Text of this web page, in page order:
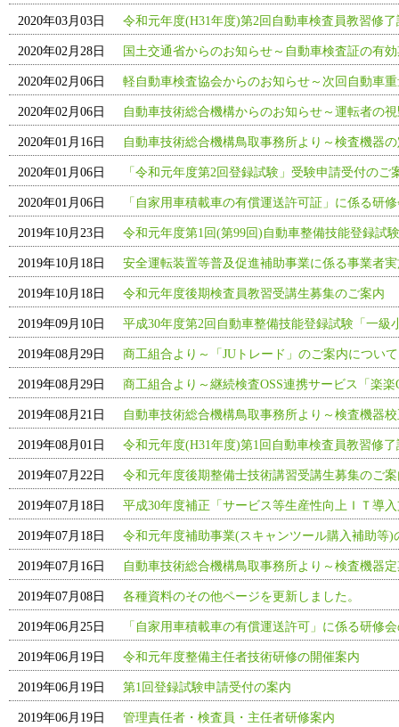
2020年03月03日 令和元年度(H31年度)第2回自動車検査員教習修
2020年02月28日 国土交通省からのお知らせ～自動車検査証の有
2020年02月06日 軽自動車検査協会からのお知らせ～次回自動車
2020年02月06日 自動車技術総合機構からのお知らせ～運転者の
2020年01月16日 自動車技術総合機構鳥取事務所より～検査機器
2020年01月06日 「令和元年度第2回登録試験」受験申請受付のご
2020年01月06日 「自家用車積載車の有償運送許可証」に係る研
2019年10月23日 令和元年度第1回(第99回)自動車整備技能登録試
2019年10月18日 安全運転装置等普及促進補助事業に係る事業者
2019年10月18日 令和元年度後期検査員教習受講生募集のご案内
2019年09月10日 平成30年度第2回自動車整備技能登録試験「一
2019年08月29日 商工組合より～「JUトレード」のご案内につい
2019年08月29日 商工組合より～継続検査OSS連携サービス「楽
2019年08月21日 自動車技術総合機構鳥取事務所より～検査機器
2019年08月01日 令和元年度(H31年度)第1回自動車検査員教習修
2019年07月22日 令和元年度後期整備士技術講習受講生募集のご
2019年07月18日 平成30年度補正「サービス等生産性向上ＩＴ導
2019年07月18日 令和元年度補助事業(スキャンツール購入補助等)
2019年07月16日 自動車技術総合機構鳥取事務所より～検査機器
2019年07月08日 各種資料のその他ページを更新しました。
2019年06月25日 「自家用車積載車の有償運送許可」に係る研修
2019年06月19日 令和元年度整備主任者技術研修の開催案内
2019年06月19日 第1回登録試験申請受付の案内
2019年06月19日 管理責任者・検査員・主任者研修案内